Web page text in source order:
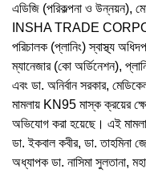
এডিজি (পরিকল্পনা ও উন্নয়ন),
INSHA TRADE
পরিচালক (প্লানিং) স্বাস্থ্য
ম্যানেজার (কো অর্ডিনেশন),
এবং ডা. অনির্বান সরকার,
মামলায় KN95 মাস্ক ক্রয়ের
অভিযোগ করা হয়েছে। এই
ডা. ইকবাল কবীর, ডা. তাহমিনা
অধ্যাপক ডা. নাসিমা সুলতানা,